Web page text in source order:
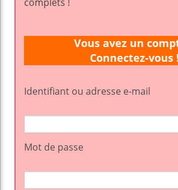
complets !
Vous avez un
Connectez-vous !
Identifiant ou adresse e-mail
Mot de passe